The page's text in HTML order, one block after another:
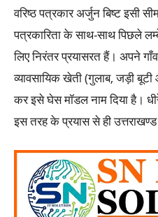
वरिष्ठ पत्रकार अर्जुन बिष्ट इसी
पत्रकारिता के साथ-साथ पिछले
लिए निरंतर प्रयासरत हैं। अपने
व्यावसायिक खेती (गुलाब, जड़ी
कर इसे घेस मॉडल नाम दिया है।
इस तरह के प्रयास से ही